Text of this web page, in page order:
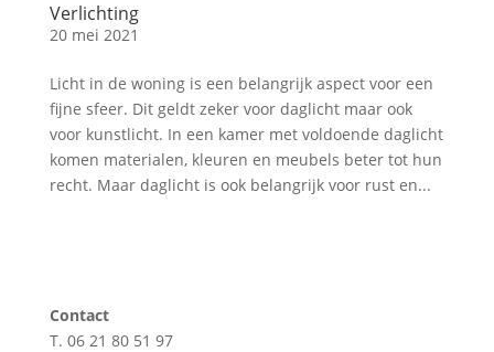
Verlichting
20 mei 2021
Licht in de woning is een belangrijk aspect voor een
fijne sfeer. Dit geldt zeker voor daglicht maar ook
voor kunstlicht. In een kamer met voldoende daglicht
komen materialen, kleuren en meubels beter tot hun
recht. Maar daglicht is ook belangrijk voor rust en...
Contact
T. 06 21 80 51 97